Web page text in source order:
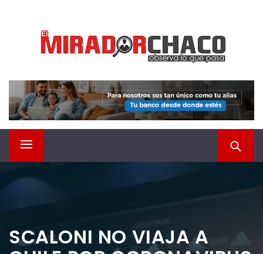
contenido
EL MIRADOR CHACO
Observá lo que pasa
Menú
SCALONI NO VIAJA A